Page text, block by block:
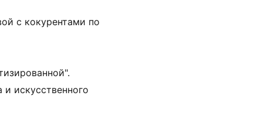
с кокурентами по
искусственного